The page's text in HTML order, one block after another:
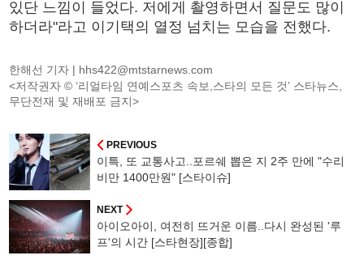
있단 느낌이 들었다. 저에게 촬영하면서 질문도 많이
하더라"라고 이기택의 열정 넘치는 모습을 전했다.
한해선 기자 | hhs422@mtstarnews.com
<저작권자 © ‘리얼타임 연예스포츠 속보,스타의 모든 것’ 스타뉴스,
무단전재 및 재배포 금지>
PREVIOUS
이특, 또 교통사고..포르쉐 뽑은 지 2주 만에 "수리
비만 1400만원" [스타이슈]
NEXT
아이오아이, 여전히 뜨거운 이름..다시 완성된 '루
프'의 시간 [스타현장][종합]